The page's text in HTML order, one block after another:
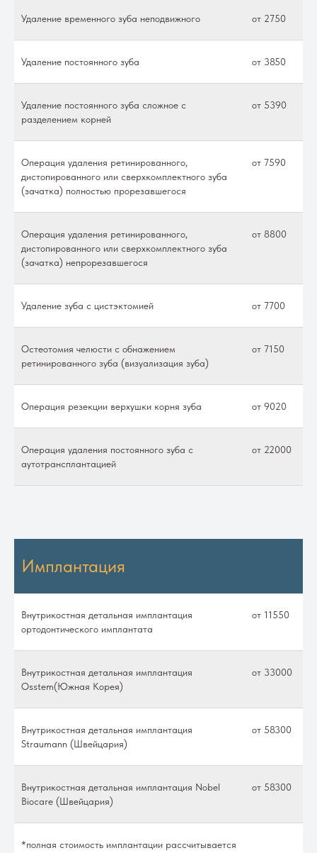
Удаление временного зуба неподвижного от 2750
Удаление постоянного зуба от 3850
Удаление постоянного зуба сложное с
разделением корней
от 5390
Операция удаления ретинированного,
дистопированного или сверхкомплектного зуба
(зачатка) полностью прорезавшегося
от 7590
Операция удаления ретинированного,
дистопированного или сверхкомплектного зуба
(зачатка) непрорезавшегося
от 8800
Удаление зуба с цистэктомией от 7700
Остеотомия челюсти с обнажением
ретинированного зуба (визуализация зуба)
от 7150
Операция резекции верхушки корня зуба от 9020
Операция удаления постоянного зуба с
аутотрансплантацией
от 22000
Имплантация
Внутрикостная детальная имплантация
ортодонтического имплантата
от 11550
Внутрикостная детальная имплантация
Osstem(Южная Корея)
от 33000
Внутрикостная детальная имплантация
Straumann (Швейцария)
от 58300
Внутрикостная детальная имплантация Nobel
Biocare (Швейцария)
от 58300
*полная стоимость имплантации рассчитывается